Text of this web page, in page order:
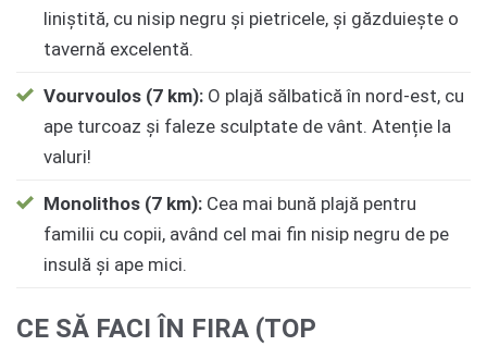
liniștită, cu nisip negru și pietricele, și găzduiește o
tavernă excelentă.
Vourvoulos (7 km): O plajă sălbatică în nord-est, cu
ape turcoaz și faleze sculptate de vânt. Atenție la
valuri!
Monolithos (7 km): Cea mai bună plajă pentru
familii cu copii, având cel mai fin nisip negru de pe
insulă și ape mici.
CE SĂ FACI ÎN FIRA (TOP